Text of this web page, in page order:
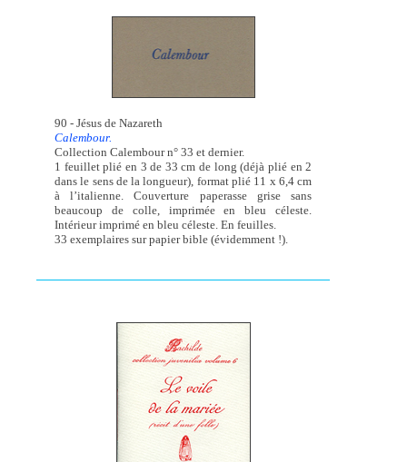
90 - Jésus de Nazareth
Calembour.
Collection Calembour n° 33 et dernier.
1 feuillet plié en 3 de 33 cm de long (déjà plié en 2
dans le sens de la longueur), format plié 11 x 6,4 cm
à l’italienne. Couverture paperasse grise sans
beaucoup de colle, imprimée en bleu céleste.
Intérieur imprimé en bleu céleste. En feuilles.
33 exemplaires sur papier bible (évidemment !).